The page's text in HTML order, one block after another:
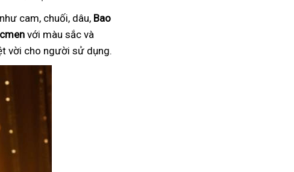
cam, chuối, dâu, Bao
với màu sắc và
vời cho người sử dụng.